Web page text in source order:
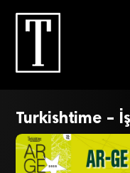
Turkishtime –